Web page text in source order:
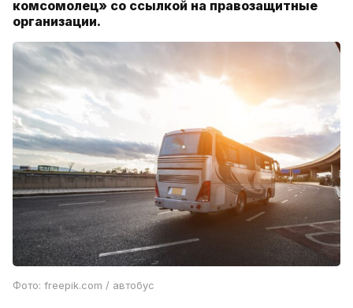
комсомолец» со ссылкой на правозащитные
организации.
Фото: freepik.com / автобус